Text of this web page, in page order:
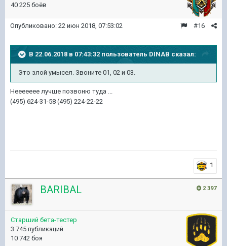
40 225 боёв
#16
Опубликовано: 22 июн 2018, 07:53:02
В 22.06.2018 в 07:43:32 пользователь DINAB сказал:
Это злой умысел. Звоните 01, 02 и 03.
Неееееее лучше позвоню туда ...
(495) 624-31-58 (495) 224-22-22
1
2 397
BARIBAL
Старший бета-тестер
3 745 публикаций
10 742 боя